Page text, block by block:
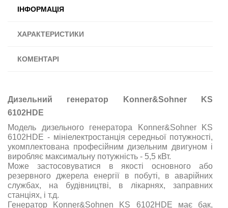
ІНФОРМАЦІЯ
ХАРАКТЕРИСТИКИ
КОМЕНТАРІ
Дизельний генератор Konner&Sohner KS
6102HDE
Модель дизельного генератора Konner&Sohner KS
6102HDE - мініелектростанція середньої потужності,
укомплектована професійним дизельним двигуном і
виробляє максимальну потужність - 5,5 кВт.
Може застосовуватися в якості основного або
резервного джерела енергії в побуті, в аварійних
службах, на будівництві, в лікарнях, заправних
станціях, і т.д.
Генератор Konner&Sohnen KS 6102HDE має бак,